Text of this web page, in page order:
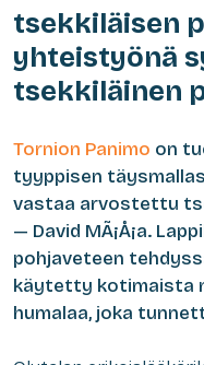
tsekkiläisen
yhteistyönä
tsekkiläinen
Tornion Panimo on
tyyppisen
vastaa arvostettu
— David MÃ¡Å¡a.
pohjaveteen
käytetty kotimaista
humalaa, joka